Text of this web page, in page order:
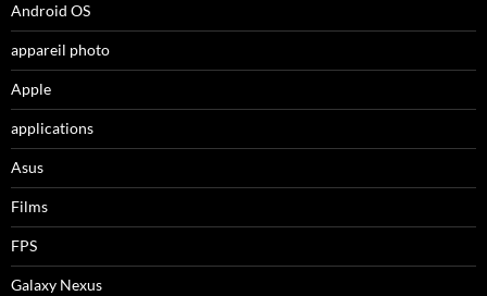
Android OS
appareil photo
Apple
applications
Asus
Films
FPS
Galaxy Nexus